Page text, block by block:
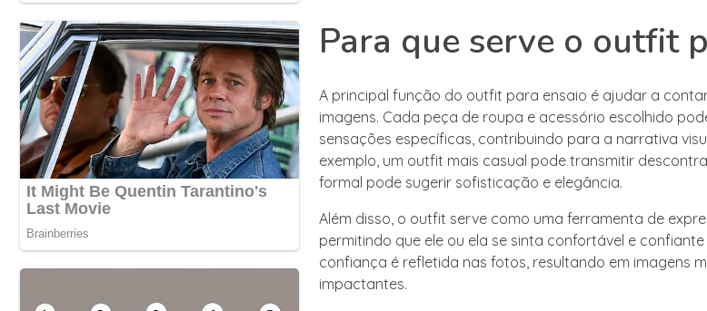
Para que serve o outfit
A principal função do outfit para ensaio é ajudar a
imagens. Cada peça de roupa e acessório escolhido
sensações específicas, contribuindo para a narrativa
exemplo, um outfit mais casual pode transmitir
formal pode sugerir sofisticação e elegância.
Além disso, o outfit serve como uma ferramenta de
permitindo que ele ou ela se sinta confortável e
confiança é refletida nas fotos, resultando em imagens
impactantes.